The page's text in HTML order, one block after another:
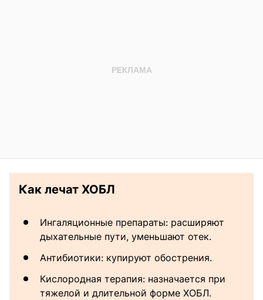
Как лечат ХОБЛ
Ингаляционные препараты: расширяют
дыхательные пути, уменьшают отек.
Антибиотики: купируют обострения.
Кислородная терапия: назначается при
тяжелой и длительной форме ХОБЛ.